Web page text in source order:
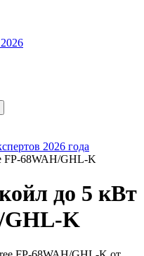
2026 года
FP-68WAH/GHL-K
до 5 кВт
GHL-K